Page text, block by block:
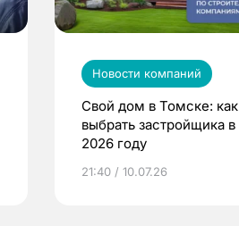
Новости компаний
Свой дом в Томске: как
выбрать застройщика в
2026 году
21:40 / 10.07.26